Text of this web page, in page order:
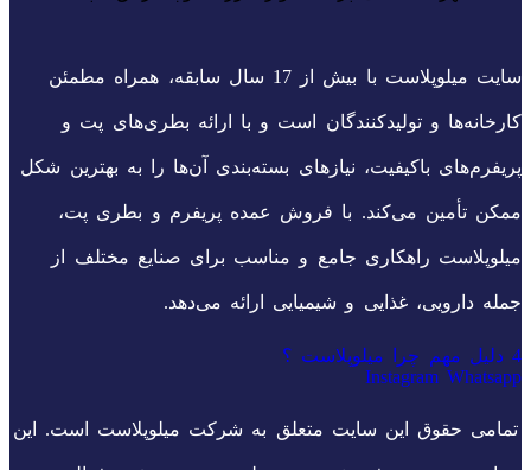
سایت میلوپلاست با بیش از 17 سال سابقه، همراه مطمئن
کارخانه‌ها و تولیدکنندگان است و با ارائه بطری‌های پت و
پریفرم‌های باکیفیت، نیازهای بسته‌بندی آن‌ها را به بهترین شکل
ممکن تأمین می‌کند. با فروش عمده پریفرم و بطری پت،
میلوپلاست راهکاری جامع و مناسب برای صنایع مختلف از
جمله دارویی، غذایی و شیمیایی ارائه می‌دهد.
4 دلیل مهم چرا میلوپلاست ؟
Instagram Whatsapp
تمامی حقوق این سایت متعلق به شرکت میلوپلاست است. این